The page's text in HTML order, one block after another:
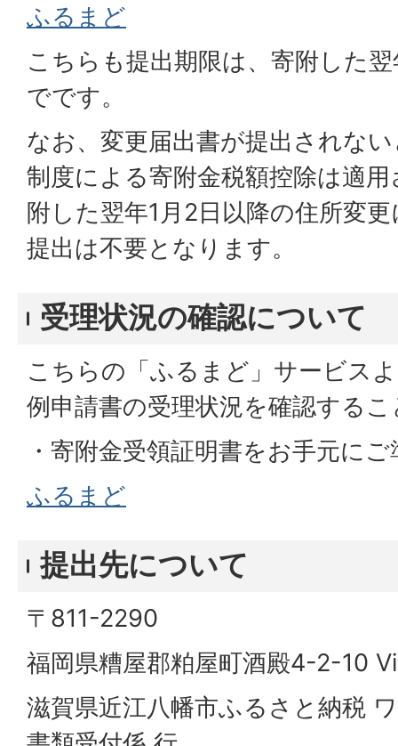
ふるまど
こちらも提出期限は、寄附した
でです。
なお、変更届出書が提出されな
制度による寄附金税額控除は適
附した翌年1月2日以降の住所変
提出は不要となります。
受理状況の確認について
こちらの「ふるまど」サービス
例申請書の受理状況を確認する
・寄附金受領証明書をお手元に
ふるまど
提出先について
〒811-2290
福岡県糟屋郡粕屋町酒殿4-2-10
滋賀県近江八幡市ふるさと納税